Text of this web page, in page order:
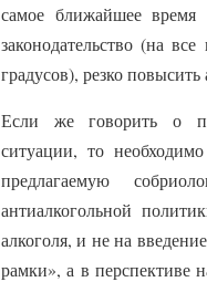
самое ближайшее время
законодательство (на
градусов), резко
Если же говорить о
ситуации, то
предлагаемую
антиалкогольной
алкоголя, и не на
рамки», а в перспективе